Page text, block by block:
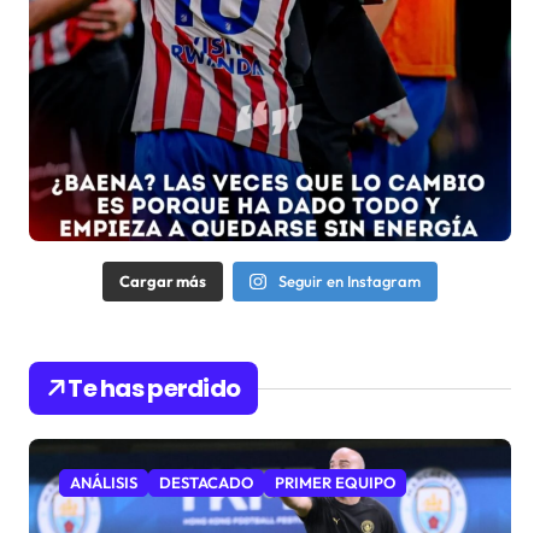
Cargar más Seguir en Instagram
Te has perdido
ANÁLISIS DESTACADO PRIMER EQUIPO